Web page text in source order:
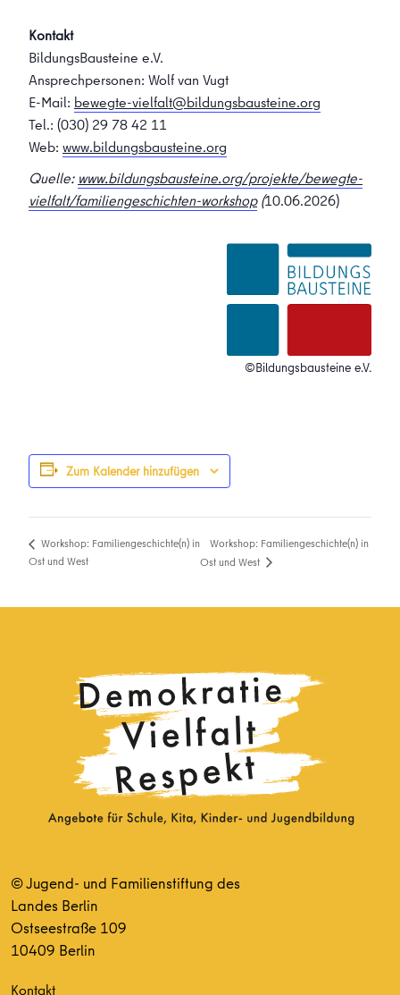
Kontakt
BildungsBausteine e.V.
Ansprechpersonen: Wolf van Vugt
E-Mail: bewegte-vielfalt@bildungsbausteine.org
Tel.: (030) 29 78 42 11
Web: www.bildungsbausteine.org
Quelle: www.bildungsbausteine.org/projekte/bewegte-
vielfalt/familiengeschichten-workshop(10.06.2026)
©Bildungsbausteine e.V.
Zum Kalender hinzufügen
Workshop: Familiengeschichte(n) in
Ost und West
Workshop: Familiengeschichte(n) in
Ost und West
© Jugend- und Familienstiftung des
Landes Berlin
Ostseestraße 109
10409 Berlin
Kontakt